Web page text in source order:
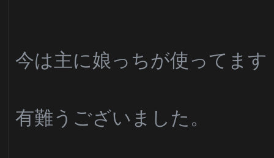
今は主に娘っちが使ってます
有難うございました。